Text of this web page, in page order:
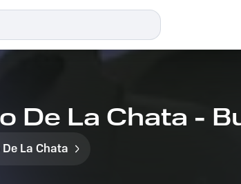
De La Chata -
De La Chata